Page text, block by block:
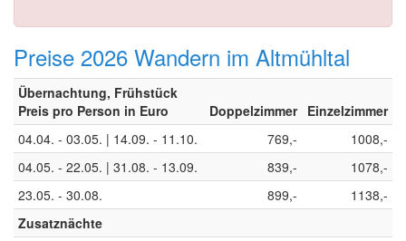
Preise 2026 Wandern im Altmühltal
Übernachtung, Frühstück
Preis pro Person in Euro
Doppelzimmer Einzelzimmer
04.04. - 03.05. | 14.09. - 11.10.
769,-
1008,-
04.05. - 22.05. | 31.08. - 13.09.
839,-
1078,-
23.05. - 30.08.
899,-
1138,-
Zusatznächte